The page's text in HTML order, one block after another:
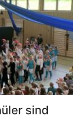
sind